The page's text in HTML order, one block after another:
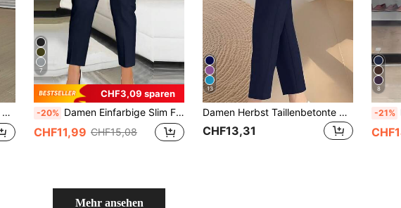
7
CHF3,09 sparen
-20% Damen Einfarbige Slim Fit Casual Arbeitshose Frühling
CHF11,99 CHF15,08
13
Damen Herbst Taillenbetonte Slim Fit Knöchellange Pendlerhose, Strickstoff, figurbetont, mit Reißverschluss und Taschen, mittlere Dehnbarkeit, perfekt für Herbst/Winter, Marineblau, Schulanfang, College-Stil
CHF13,31
8
-21%
Mehr ansehen